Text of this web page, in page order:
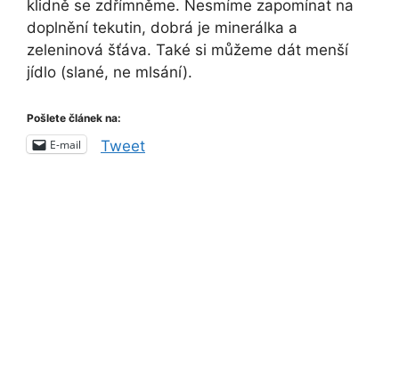
klidně se zdřímněme. Nesmíme zapomínat na
doplnění tekutin, dobrá je minerálka a
zeleninová šťáva. Také si můžeme dát menší
jídlo (slané, ne mlsání).
Pošlete článek na:
E-mail Tweet